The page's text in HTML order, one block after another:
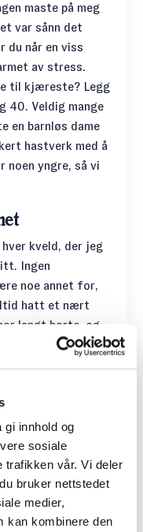
gi innhold og
sosiale
trafikken vår. Vi deler
bruker nettstedet
medier,
kan kombinere den
maste på meg
var sånn det
du når en viss
av stress.
til kjæreste? Legg
40. Veldig mange
en barnløs dame
hastverk med å
noen yngre, så vi
kveld, der jeg
Ingen
noe annet for,
hatt et nært
langt borte, og
og stasjonsvogn
mann og barn
den takten som
forbilder å
veien før meg
i førtiåra uten
okkupert så
å glippe for